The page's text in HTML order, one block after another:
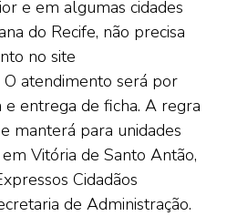
e em algumas cidades
do Recife, não precisa
no site
O atendimento será por
entrega de ficha. A regra
manterá para unidades
Vitória de Santo Antão,
Cidadãos
de Administração.